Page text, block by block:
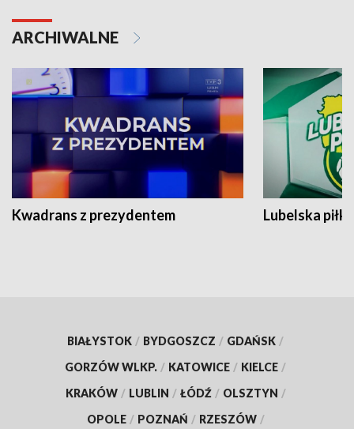
ARCHIWALNE
Kwadrans z prezydentem Lubelska piłka
BIAŁYSTOK / BYDGOSZCZ / GDAŃSK /
GORZÓW WLKP. / KATOWICE / KIELCE /
KRAKÓW / LUBLIN / ŁÓDŹ / OLSZTYN /
OPOLE / POZNAŃ / RZESZÓW /